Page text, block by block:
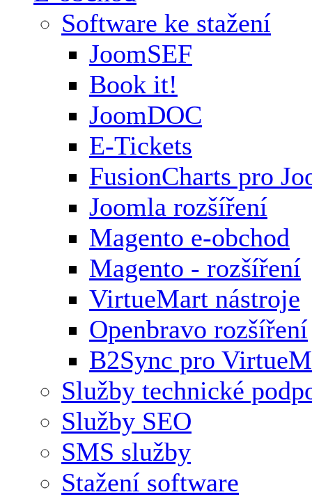
Software ke stažení
JoomSEF
Book it!
JoomDOC
E-Tickets
FusionCharts pro
Joomla rozšíření
Magento e-obchod
Magento - rozšíření
VirtueMart nástroje
Openbravo rozšíření
B2Sync pro
Služby technické
Služby SEO
SMS služby
Stažení software